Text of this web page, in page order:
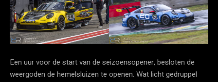
Een uur voor de start van de seizoensopener, besloten de
weergoden de hemelsluizen te openen. Wat licht gedruppel